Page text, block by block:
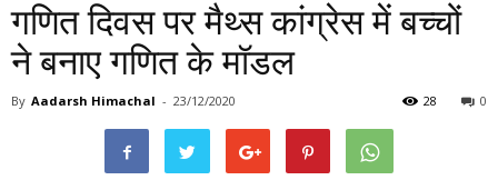
गणित दिवस पर मैथ्स कांग्रेस में बच्चों
ने बनाए गणित के मॉडल
By Aadarsh Himachal - 23/12/2020 0
28